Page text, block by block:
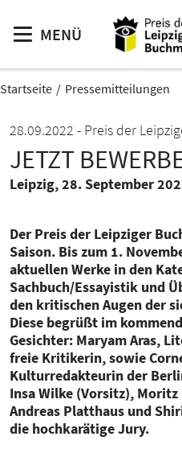
MENÜ
Startseite Pressemitteilungen
28.09.2022
Preis der
JETZT
Leipzig, 28. September
Der Preis der Leipziger
Saison. Bis zum 1.
aktuellen Werke in den
Sachbuch/Essayistik und
den kritischen Augen der
Diese begrüßt im
Gesichter: Maryam Aras,
freie Kritikerin, sowie
Kulturredakteurin der
Insa Wilke (Vorsitz),
Andreas Platthaus und
die hochkarätige Jury.